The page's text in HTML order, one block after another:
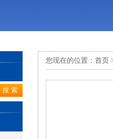
您现在的位置： 首页